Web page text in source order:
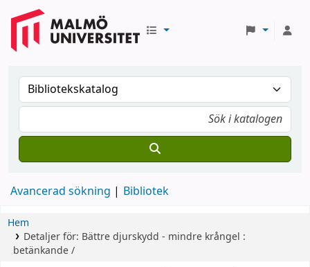
Avancerad sökning Bibliotek
Hem
Detaljer för: Bättre djurskydd - mindre krångel :
betänkande /